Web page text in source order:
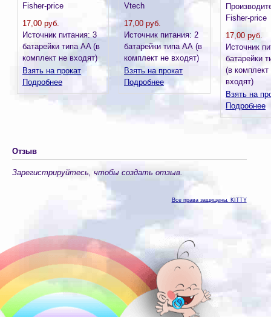
Fisher-price
17,00 руб.
Источник питания: 3
батарейки типа AA (в
комплект не входят)
Взять на прокат
Подробнее
Vtech
17,00 руб.
Источник питания: 2
батарейки типа АА (в
комплект не входят)
Взять на прокат
Подробнее
Fisher-price
17,00 руб.
Источник
батарейки
(в комплект
входят)
Взять на
Подробнее
Отзыв
Зарегистрируйтесь, чтобы создать отзыв.
Все права защищены. KITTY